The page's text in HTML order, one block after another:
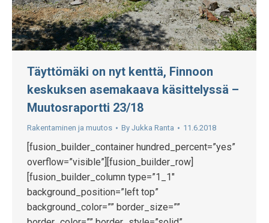
Täyttömäki on nyt kenttä, Finnoon
keskuksen asemakaava käsittelyssä –
Muutosraportti 23/18
Rakentaminen ja muutos By Jukka Ranta 11.6.2018
[fusion_builder_container hundred_percent=”yes”
overflow=”visible”][fusion_builder_row]
[fusion_builder_column type=”1_1″
background_position=”left top”
background_color=”” border_size=””